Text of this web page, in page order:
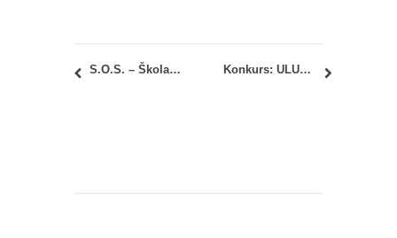
S.O.S. – Škola održivosti (School of Sustainability) Konkurs: ULUPUDS – Nagrada Pavle Vasić